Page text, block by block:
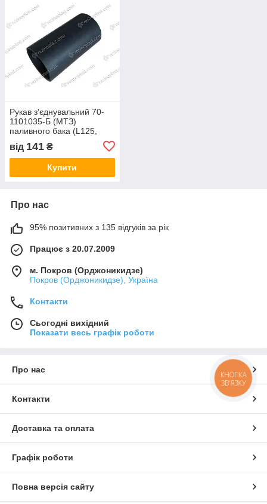
Рукав з'єднувальний 70-
1101035-Б (МТЗ)
паливного бака (L125,
від 141 ₴
Купити
Про нас
95% позитивних з 135 відгуків за рік
Працює з 20.07.2009
м. Покров (Орджоникидзе)
Покров (Орджоникидзе), Україна
Контакти
Сьогодні вихідний
Показати весь графік роботи
Про нас
Контакти
Доставка та оплата
Графік роботи
Повна версія сайту
КНОПКА
ЗВ'ЯЗКУ